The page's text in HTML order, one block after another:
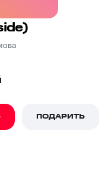
ПОДАРИТЬ